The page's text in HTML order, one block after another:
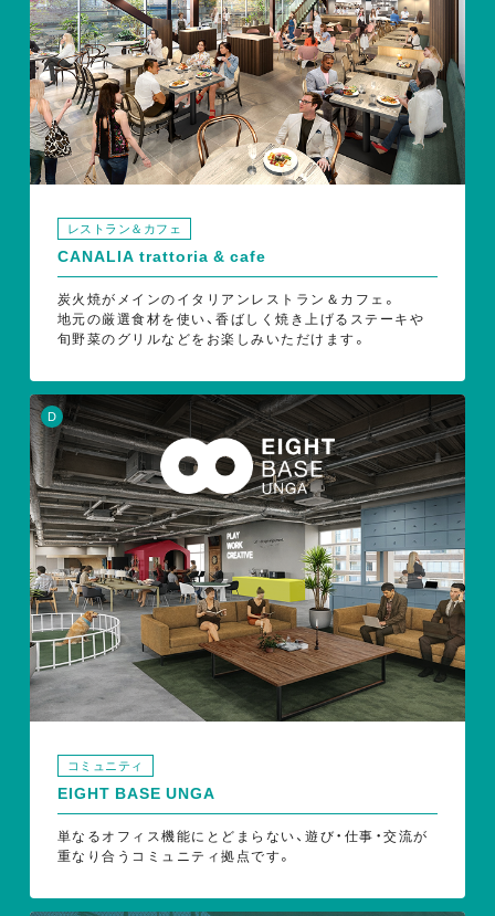
レストラン＆カフェ
CANALIA trattoria & cafe
炭火焼がメインのイタリアンレストラン＆カフェ。
地元の厳選食材を使い、香ばしく焼き上げるステーキや
旬野菜のグリルなどをお楽しみいただけます。
D
コミュニティ
EIGHT BASE UNGA
単なるオフィス機能にとどまらない、遊び・仕事・交流が
重なり合うコミュニティ拠点です。